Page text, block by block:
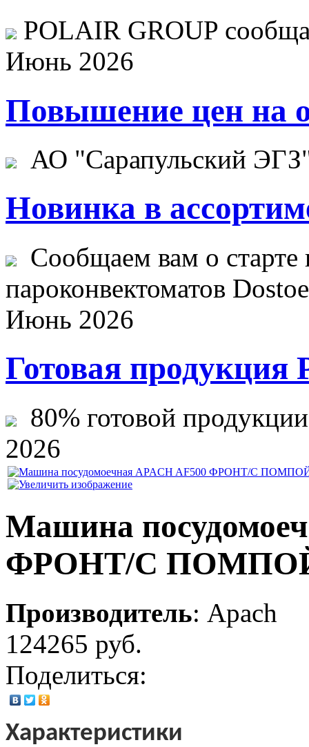
POLAIR GROUP
Июнь 2026
Повышение цен на
АО "Сарапульский
Новинка в
Сообщаем вам о старте
пароконвектоматов
Июнь 2026
Готовая продукция
80% готовой
2026
Машина
ФРОНТ/С
Производитель: Apach
124265 руб.
Поделиться:
Характеристики